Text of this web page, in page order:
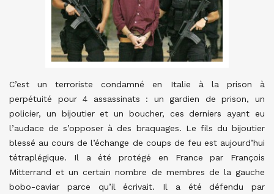
C’est un terroriste condamné en Italie à la prison à
perpétuité pour 4 assassinats : un gardien de prison, un
policier, un bijoutier et un boucher, ces derniers ayant eu
l’audace de s’opposer à des braquages. Le fils du bijoutier
blessé au cours de l’échange de coups de feu est aujourd’hui
tétraplégique. Il a été protégé en France par François
Mitterrand et un certain nombre de membres de la gauche
bobo-caviar parce qu’il écrivait. Il a été défendu par